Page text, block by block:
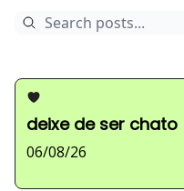
deixe de ser chato
06/08/26